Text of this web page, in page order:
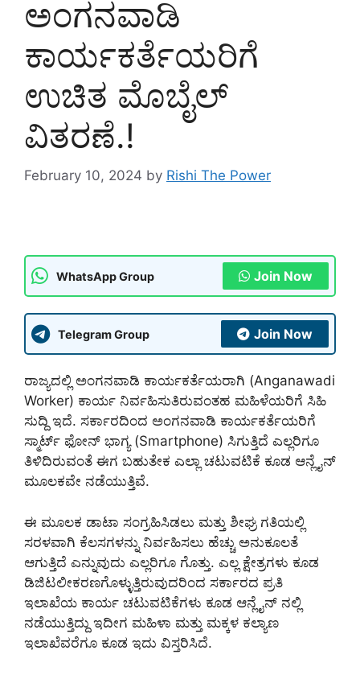
ಅಂಗನವಾಡಿ
ಕಾರ್ಯಕರ್ತೆಯರಿಗೆ
ಉಚಿತ ಮೊಬೈಲ್
ವಿತರಣೆ.!
February 10, 2024 by Rishi The Power
WhatsApp Group Join Now
Telegram Group Join Now
ರಾಜ್ಯದಲ್ಲಿ ಅಂಗನವಾಡಿ ಕಾರ್ಯಕರ್ತೆಯರಾಗಿ (Anganawadi
Worker) ಕಾರ್ಯ ನಿರ್ವಹಿಸುತಿರುವಂತಹ ಮಹಿಳೆಯರಿಗೆ ಸಿಹಿ
ಸುದ್ದಿ ಇದೆ. ಸರ್ಕಾರದಿಂದ ಅಂಗನವಾಡಿ ಕಾರ್ಯಕರ್ತೆಯರಿಗೆ
ಸ್ಮಾರ್ಟ್ ಫೋನ್ ಭಾಗ್ಯ (Smartphone) ಸಿಗುತ್ತಿದೆ ಎಲ್ಲರಿಗೂ
ತಿಳಿದಿರುವಂತೆ ಈಗ ಬಹುತೇಕ ಎಲ್ಲಾ ಚಟುವಟಿಕೆ ಕೂಡ ಆನ್ಲೈನ್
ಮೂಲಕವೇ ನಡೆಯುತ್ತಿವೆ.
ಈ ಮೂಲಕ ಡಾಟಾ ಸಂಗ್ರಹಿಸಿಡಲು ಮತ್ತು ಶೀಘ್ರ ಗತಿಯಲ್ಲಿ
ಸರಳವಾಗಿ ಕೆಲಸಗಳನ್ನು ನಿರ್ವಹಿಸಲು ಹೆಚ್ಚು ಅನುಕೂಲತೆ
ಆಗುತ್ತಿದೆ ಎನ್ನುವುದು ಎಲ್ಲರಿಗೂ ಗೊತ್ತು. ಎಲ್ಲ ಕ್ಷೇತ್ರಗಳು ಕೂಡ
ಡಿಜಿಟಲೀಕರಣಗೊಳ್ಳುತ್ತಿರುವುದರಿಂದ ಸರ್ಕಾರದ ಪ್ರತಿ
ಇಲಾಖೆಯ ಕಾರ್ಯ ಚಟುವಟಿಕೆಗಳು ಕೂಡ ಆನ್ಲೈನ್ ನಲ್ಲಿ
ನಡೆಯುತ್ತಿದ್ದು ಇದೀಗ ಮಹಿಳಾ ಮತ್ತು ಮಕ್ಕಳ ಕಲ್ಯಾಣ
ಇಲಾಖೆವರೆಗೂ ಕೂಡ ಇದು ವಿಸ್ತರಿಸಿದೆ.